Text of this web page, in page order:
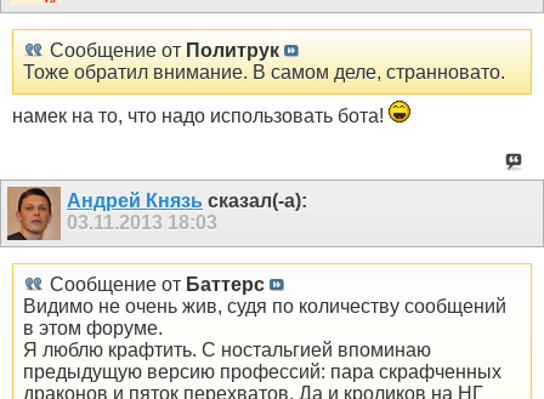
Сообщение от Политрук
Тоже обратил внимание. В самом деле, странновато.
намек на то, что надо использовать бота!
Андрей Князь сказал(-а):
03.11.2013 18:03
Сообщение от Баттерс
Видимо не очень жив, судя по количеству сообщений
в этом форуме.
Я люблю крафтить. С ностальгией впоминаю
предыдущую версию профессий: пара скрафченных
драконов и пяток перехватов. Да и кроликов на НГ